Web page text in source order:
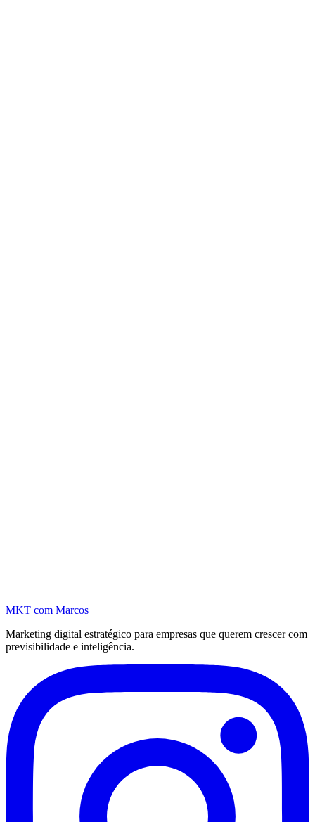
MKT com Marcos
Marketing digital estratégico para empresas que querem crescer com
previsibilidade e inteligência.